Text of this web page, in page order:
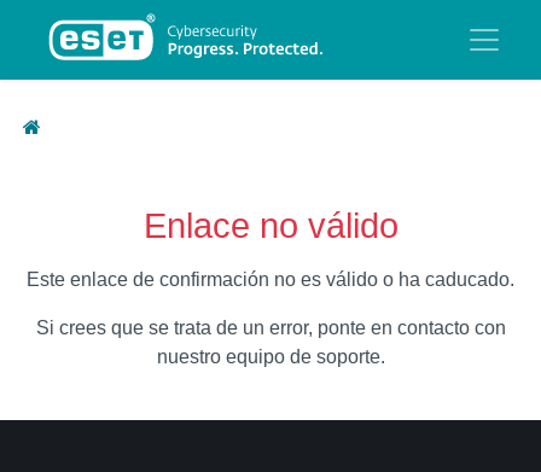
Enlace no válido
Este enlace de confirmación no es válido o ha caducado.
Si crees que se trata de un error, ponte en contacto con
nuestro equipo de soporte.